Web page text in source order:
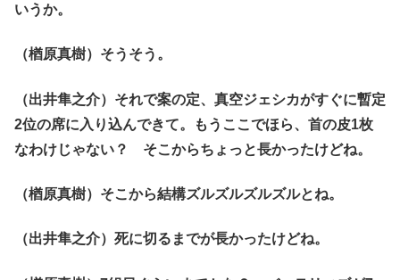
いうか。
（楢原真樹）そうそう。
（出井隼之介）それで案の定、真空ジェシカがすぐに暫定
2位の席に入り込んできて。もうここでほら、首の皮1枚
なわけじゃない？ そこからちょっと長かったけどね。
（楢原真樹）そこから結構ズルズルズルズルとね。
（出井隼之介）死に切るまでが長かったけどね。